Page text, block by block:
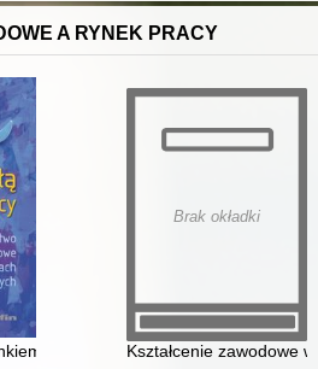
A RYNEK PRACY
pracy : doradztwo zawodowe w
Brak okładki
Kształcenie zawodowe